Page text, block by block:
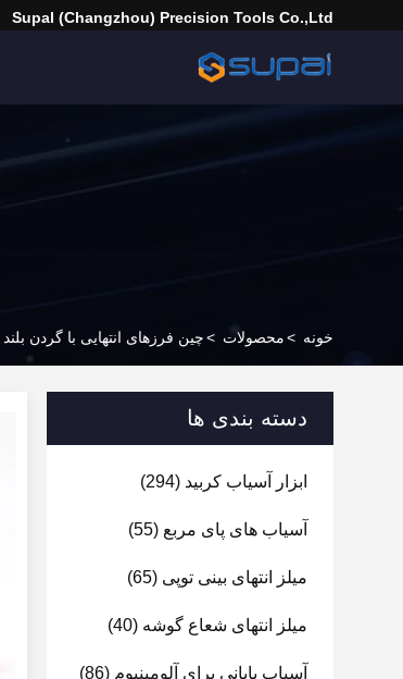
Supal (Changzhou) Precision Tools Co.,Ltd
خونه >محصولات >چین فرزهای انتهایی با گردن بلند
دسته بندی ها
ابزار آسیاب کربید (294)
آسیاب های پای مربع (55)
میلز انتهای بینی توپی (65)
میلز انتهای شعاع گوشه (40)
آسیاب پایانی برای آلومینیوم (86)